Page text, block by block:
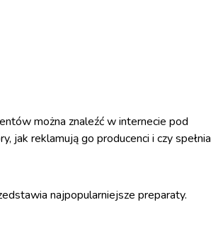
można znaleźć w internecie pod
jak reklamują go producenci i czy spełnia
najpopularniejsze preparaty.